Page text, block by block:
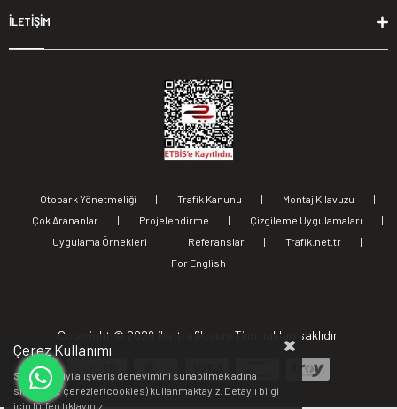
İLETİŞİM
Otopark Yönetmeliği | Trafik Kanunu | Montaj Kılavuzu
|
Çok Arananlar
| Projelendirme | Çizgileme Uygulamaları
|
Uygulama Örnekleri
| Referanslar | Trafik.net.tr
|
For English
Copyright © 2026 ileritrafik.com Tüm hakları saklıdır.
Çerez Kullanımı
Sizlere en iyi alışveriş deneyimini sunabilmek adına
sitemizde çerezler(cookies) kullanmaktayız. Detaylı bilgi
için lütfen tıklayınız.